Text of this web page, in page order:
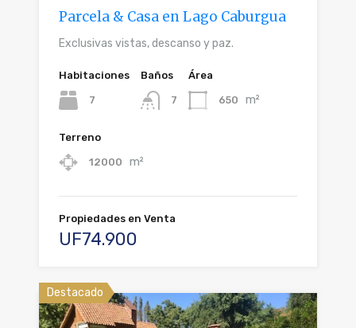
Parcela & Casa en Lago Caburgua
Exclusivas vistas, descanso y paz.
Habitaciones
7
Baños
7
Área
650 m²
Terreno
12000 m²
Propiedades en Venta
UF74.900
Destacado